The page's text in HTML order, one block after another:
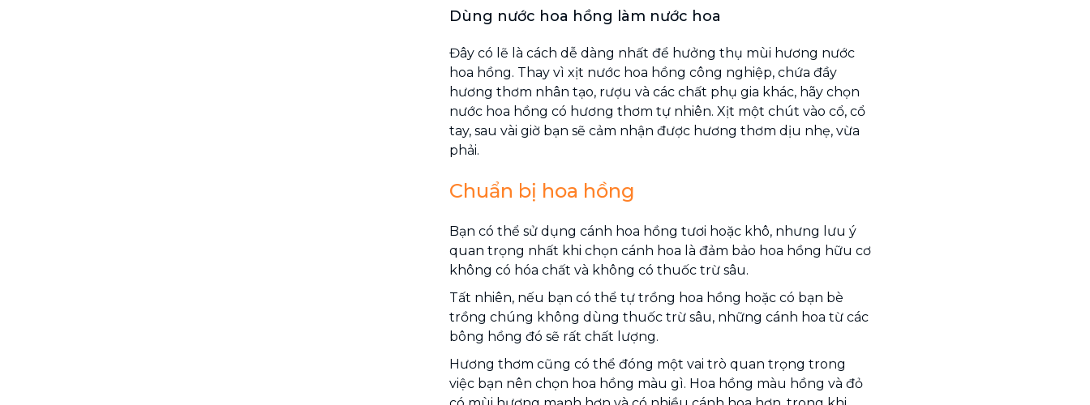
Dùng nước hoa hồng làm nước hoa
Đây có lẽ là cách dễ dàng nhất để hưởng thụ mùi hương nước
hoa hồng. Thay vì xịt nước hoa hồng công nghiệp, chứa đầy
hương thơm nhân tạo, rượu và các chất phụ gia khác, hãy chọn
nước hoa hồng có hương thơm tự nhiên. Xịt một chút vào cổ, cổ
tay, sau vài giờ bạn sẽ cảm nhận được hương thơm dịu nhẹ, vừa
phải.
Chuẩn bị hoa hồng
Bạn có thể sử dụng cánh hoa hồng tươi hoặc khô, nhưng lưu ý
quan trọng nhất khi chọn cánh hoa là đảm bảo hoa hồng hữu cơ
không có hóa chất và không có thuốc trừ sâu.
Tất nhiên, nếu bạn có thể tự trồng hoa hồng hoặc có bạn bè
trồng chúng không dùng thuốc trừ sâu, những cánh hoa từ các
bông hồng đó sẽ rất chất lượng.
Hương thơm cũng có thể đóng một vai trò quan trọng trong
việc bạn nên chọn hoa hồng màu gì. Hoa hồng màu hồng và đỏ